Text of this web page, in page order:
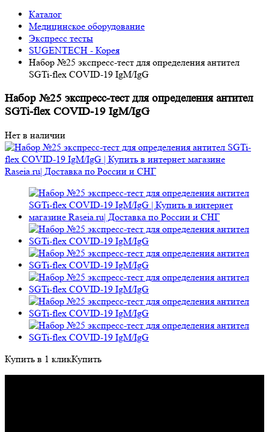
Каталог
Медицинское оборудование
Экспресс тесты
SUGENTECH - Корея
Набор №25 экспресс-тест для определения антител
SGTi-flex COVID-19 IgM/IgG
Набор №25 экспресс-тест для определения антител
SGTi-flex COVID-19 IgM/IgG
Нет в наличии
Купить в 1 кликКупить